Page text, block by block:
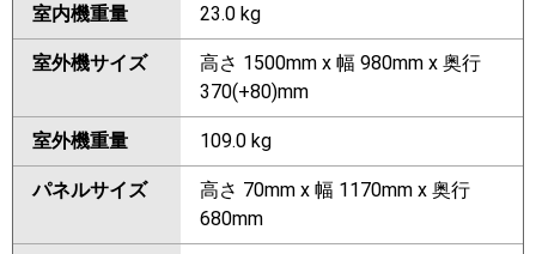
室内機重量 23.0 kg
室外機サイズ
高さ 1500mm x 幅 980mm x 奥行
370(+80)mm
室外機重量 109.0 kg
パネルサイズ
高さ 70mm x 幅 1170mm x 奥行
680mm